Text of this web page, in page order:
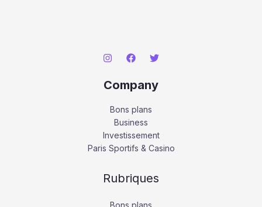
Company
Bons plans
Business
Investissement
Paris Sportifs & Casino
Rubriques